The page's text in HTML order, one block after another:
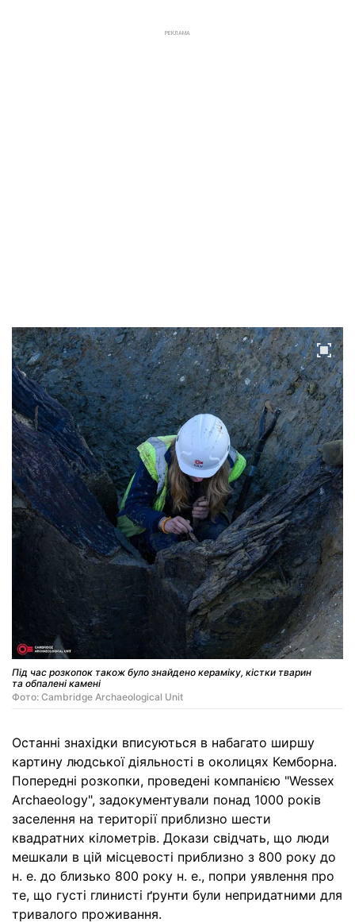
РЕКЛАМА
Під час розкопок також було знайдено кераміку, кістки тварин
та обпалені камені
Фото: Cambridge Archaeological Unit
Останні знахідки вписуються в набагато ширшу
картину людської діяльності в околицях Кемборна.
Попередні розкопки, проведені компанією "Wessex
Archaeology", задокументували понад 1000 років
заселення на території приблизно шести
квадратних кілометрів. Докази свідчать, що люди
мешкали в цій місцевості приблизно з 800 року до
н. е. до близько 800 року н. е., попри уявлення про
те, що густі глинисті ґрунти були непридатними для
тривалого проживання.